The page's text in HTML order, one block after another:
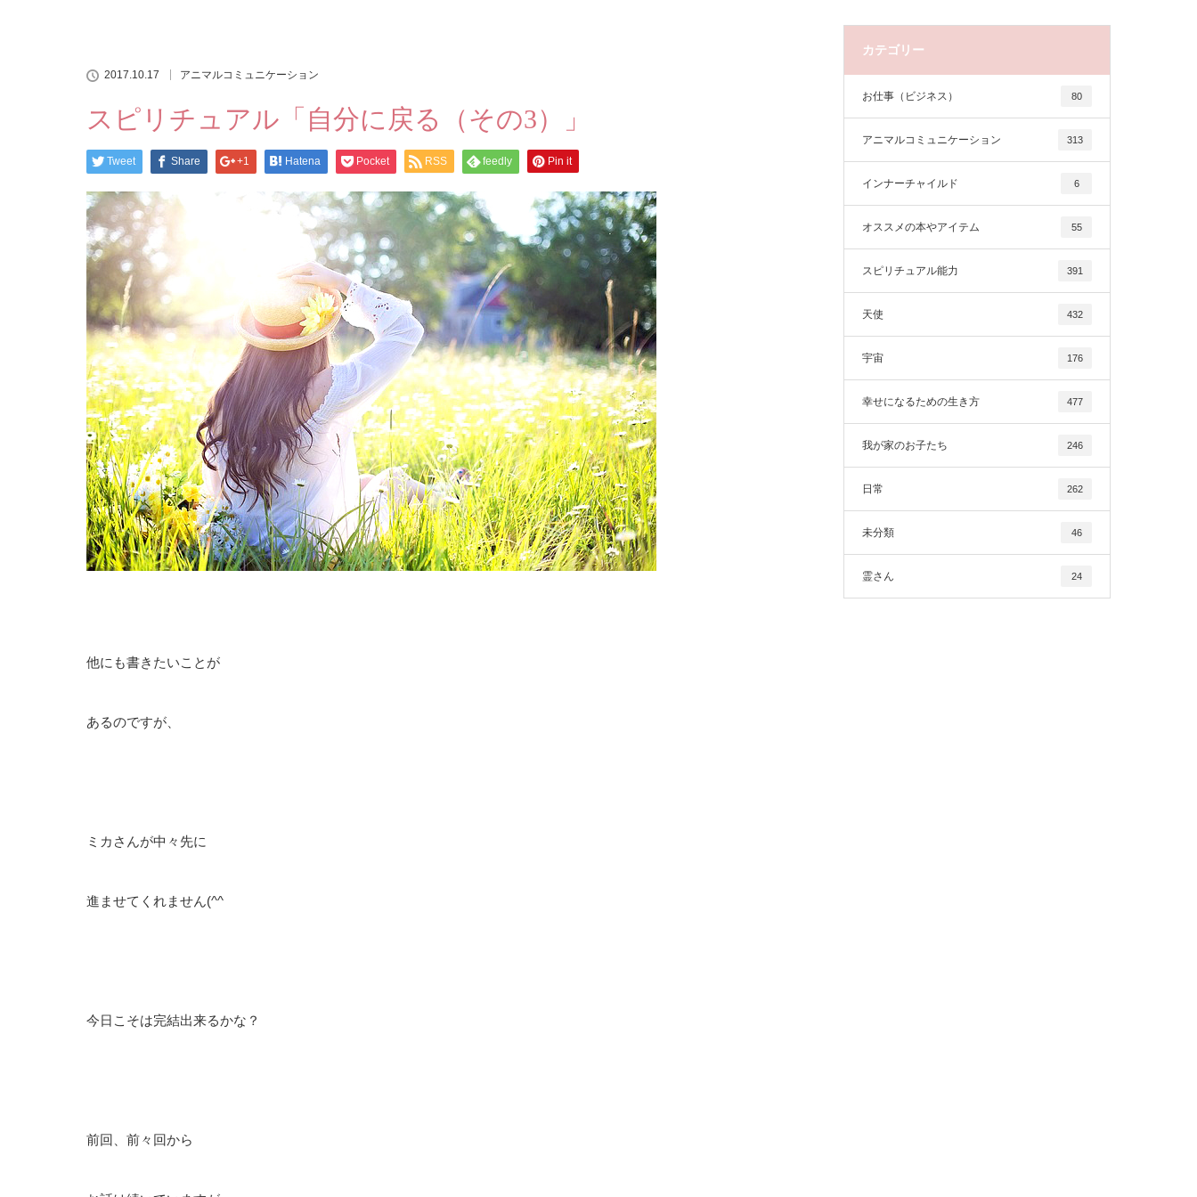
2017.10.17 アニマルコミュニケーション
スピリチュアル「自分に戻る（その3）」
Tweet Share +1 Hatena Pocket RSS feedly Pin it
他にも書きたいことが
あるのですが、
ミカさんが中々先に
進ませてくれません(^^ゞ
今日こそは完結出来るかな？
前回、前々回から
カテゴリー
お仕事（ビジネス） 80
アニマルコミュニケーション 313
インナーチャイルド 6
オススメの本やアイテム 55
スピリチュアル能力 391
天使 432
宇宙 176
幸せになるための生き方 477
我が家のお子たち 246
日常 262
未分類 46
霊さん 24